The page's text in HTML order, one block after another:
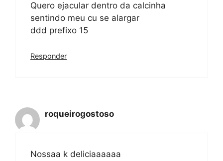
Quero ejacular dentro da calcinha
sentindo meu cu se alargar
ddd prefixo 15
Responder
roqueirogostoso
Nossaa k deliciaaaaaa